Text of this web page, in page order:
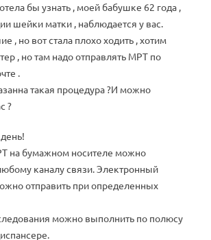
бы узнать , моей бабушке 62 года ,
шейки матки , наблюдается у вас.
, но вот стала плохо ходить , хотим
, но там надо отправлять МРТ по
.
такая процедура ?И можно
?
на бумажном носителе можно
каналу связи. Электронный
отправить при определенных
можно выполнить по полюсу